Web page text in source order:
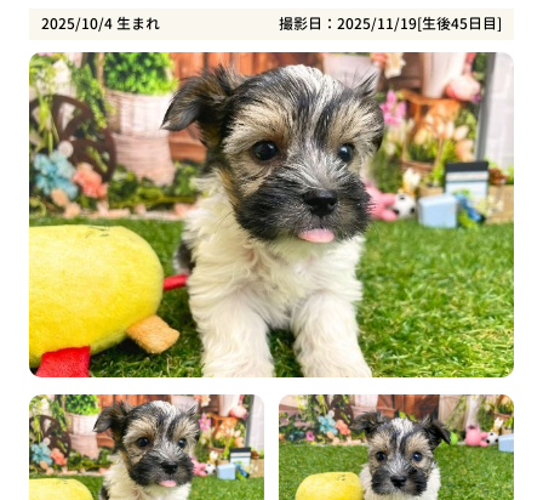
2025/10/4 生まれ 撮影日：2025/11/19[生後45日目]